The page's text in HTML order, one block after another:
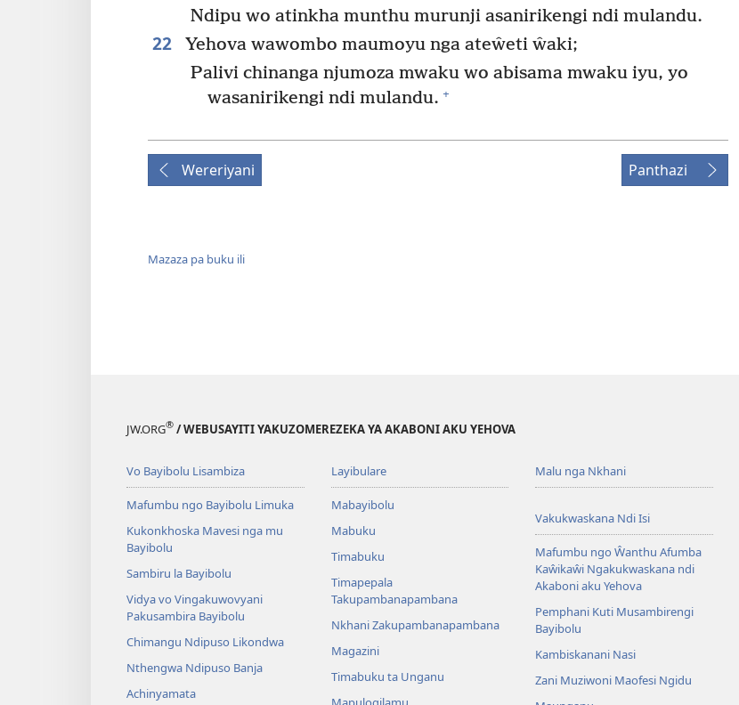
Ndipu wo atinkha munthu murunji asanirikengi ndi mulandu.
22
Yehova wawombo maumoyu nga ateŵeti ŵaki;
Palivi chinanga njumoza mwaku wo abisama mwaku iyu, yo
wasanirikengi ndi mulandu. +
Wereriyani Panthazi
Mazaza pa buku ili
JW.ORG® / WEBUSAYITI YAKUZOMEREZEKA YA AKABONI AKU YEHOVA
Vo Bayibolu Lisambiza
Mafumbu ngo Bayibolu Limuka
Kukonkhoska Mavesi nga mu
Bayibolu
Sambiru la Bayibolu
Vidya vo Vingakuwovyani
Pakusambira Bayibolu
Chimangu Ndipuso Likondwa
Nthengwa Ndipuso Banja
Achinyamata
Layibulare
Mabayibolu
Mabuku
Timabuku
Timapepala
Takupambanapambana
Nkhani Zakupambanapambana
Magazini
Timabuku ta Unganu
Malu nga Nkhani
Vakukwaskana Ndi Isi
Mafumbu ngo Ŵanthu Afumba
Kaŵikaŵi Ngakukwaskana ndi
Akaboni aku Yehova
Pemphani Kuti Musambirengi
Bayibolu
Kambiskanani Nasi
Zani Muziwoni Maofesi Ngidu